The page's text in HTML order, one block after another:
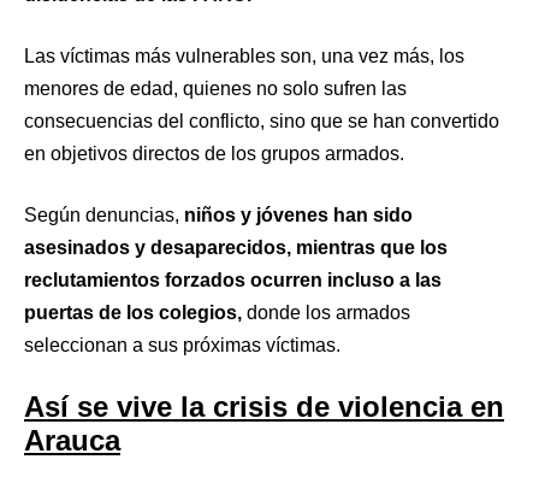
Las víctimas más vulnerables son, una vez más, los
menores de edad, quienes no solo sufren las
consecuencias del conflicto, sino que se han convertido
en objetivos directos de los grupos armados.
Según denuncias, niños y jóvenes han sido
asesinados y desaparecidos, mientras que los
reclutamientos forzados ocurren incluso a las
puertas de los colegios, donde los armados
seleccionan a sus próximas víctimas.
Así se vive la crisis de violencia en
Arauca